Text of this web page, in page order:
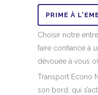
PRIME À
Choisir notre
faire confiance à
dévouée à vous
Transport Econo
son bord, qui